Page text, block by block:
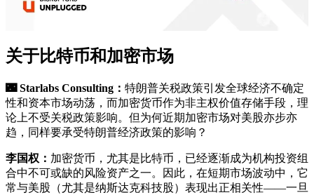
关于比特币和加密市场
🌃 Starlabs Consulting： 特朗普关税政策引发全球经济不确定
性和资本市场动荡，而加密货币作为非主权价值存储手段，理
论上不受关税政策影响。但为何近期加密市场对美股亦步亦
趋，同样要承受特朗普经济政策的影响？
李国权： 加密货币，尤其是比特币，已经逐渐成为机构投资组
合中不可或缺的风险资产之一。因此，在短期市场波动中，它
常与美股（尤其是纳斯达克科技股）表现出正相关性——一旦